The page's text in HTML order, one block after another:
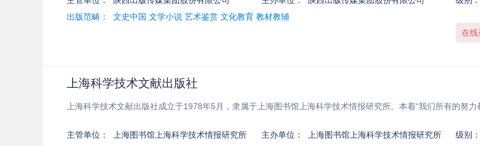
出版范畴：
文史中国 文学小说 艺术鉴赏 文化教育 教材教辅
在线
上海科学技术文献出版社
上海科学技术文献出版社成立于1978年5月，隶属于上海图书馆上海科学技术情报研究所。本着“我们所有的努力
主管单位： 上海图书馆上海科学技术情报研究所 主办单位： 上海图书馆上海科学技术情报研究所 级别：